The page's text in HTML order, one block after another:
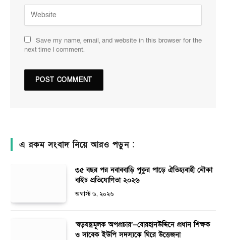
Save my name, email, and website in this browser for the
next time I comment.
এ রকম সংবাদ নিয়ে আরও পড়ুন :
৩৫ বছর পর নবাববাড়ি পুকুর পাড়ে ঐতিহ্যবাহী নৌকা
বাইচ প্রতিযোগিতা ২০২৬
অগাস্ট ৬, ২০২৬
‘ষড়যন্ত্রমূলক অপপ্রচার’—বোরহানউদ্দিনে প্রধান শিক্ষক
ও সাবেক ইউপি সদস্যকে ঘিরে উত্তেজনা